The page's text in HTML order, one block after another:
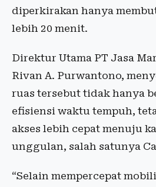
diperkirakan hanya
lebih 20 menit.
Direktur Utama PT Jasa
Rivan A. Purwantono,
ruas tersebut tidak hanya
efisiensi waktu tempuh,
akses lebih cepat menuju
unggulan, salah satunya
“Selain mempercepat